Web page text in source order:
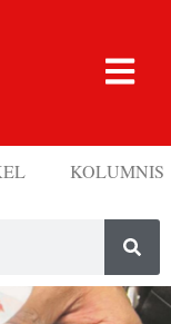
KOLUMNIS